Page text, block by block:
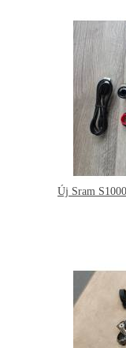
Új Sram